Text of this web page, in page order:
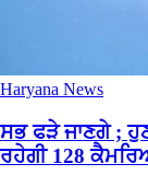
Haryana News
ਸਭ ਫੜੇ ਜਾਣਗੇ ;
ਰਹੇਗੀ 128